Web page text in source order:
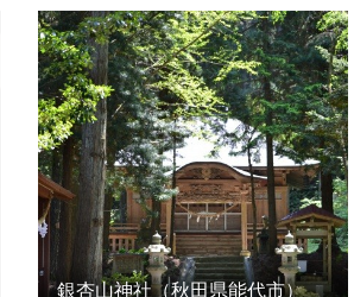
銀杏山神社（秋田県能代市） の詳細
はこちら
銀杏山神社（秋田県能代市）